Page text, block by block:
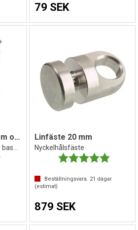
79 SEK
Lina flätad nylon 6 mm orange ( per m )
4.0 utav 5 stjärnor
Linfäste 20 mm
Nyckelhålsfäste
Betyg:
Beställningsvara. 21 dagar
(estimat)
879 SEK